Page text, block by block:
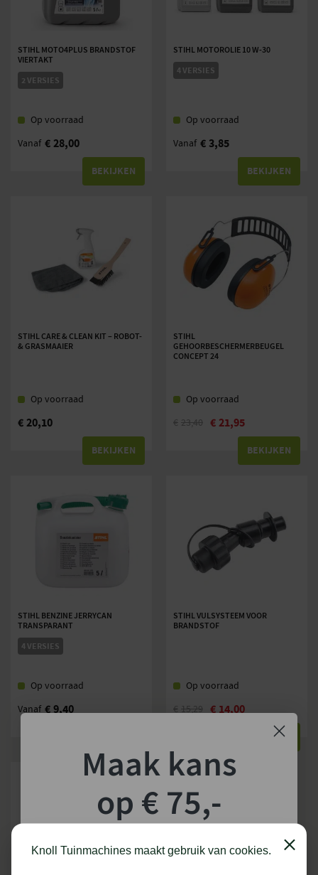
STIHL MOTO4PLUS BRANDSTOF
VIERTAKT
2 VERSIES
Op voorraad
Vanaf €28,00
BEKIJKEN
STIHL MOTOROLIE 10 W-30
4 VERSIES
Op voorraad
Vanaf €3,85
BEKIJKEN
STIHL CARE & CLEAN KIT – ROBOT-
& GRASMAAIER
Op voorraad
€20,10
BEKIJKEN
STIHL
GEHOORBESCHERMERBEUGEL
CONCEPT 24
Op voorraad
€ 23,40 €21,95
BEKIJKEN
STIHL BENZINE JERRYCAN
TRANSPARANT
4 VERSIES
Op voorraad
Vanaf €9,40
STIHL VULSYSTEEM VOOR
BRANDSTOF
Op voorraad
€ 15,29 € 14,00
BEKIJKEN
Knoll Tuinmachines maakt gebruik van cookies. Close
Maak kans
op € 75,-
shoptegoed!